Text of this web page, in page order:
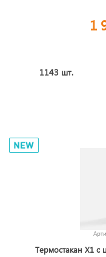
1
1143 шт.
Термостакан X1 с